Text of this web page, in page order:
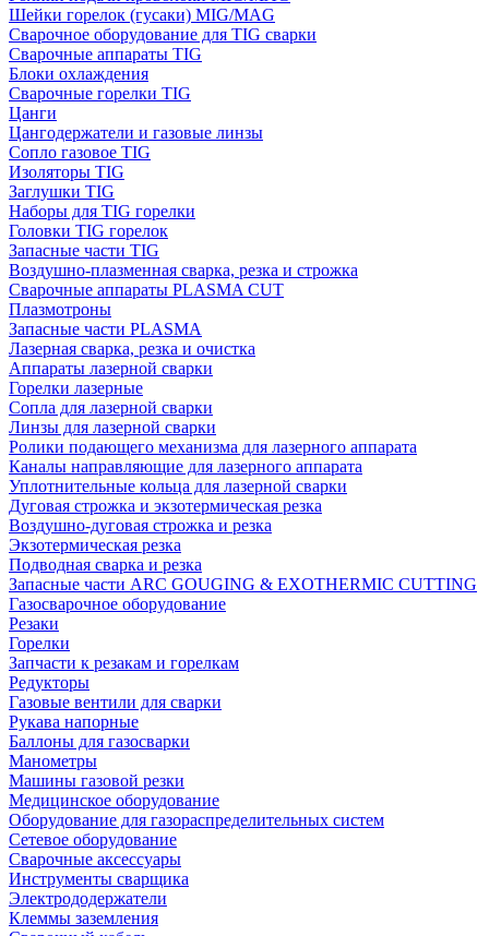
Шейки горелок (гусаки) MIG/MAG
Сварочное оборудование для TIG сварки
Сварочные аппараты TIG
Блоки охлаждения
Сварочные горелки TIG
Цанги
Цангодержатели и газовые линзы
Сопло газовое TIG
Изоляторы TIG
Заглушки TIG
Наборы для TIG горелки
Головки TIG горелок
Запасные части TIG
Воздушно-плазменная сварка, резка и строжка
Сварочные аппараты PLASMA CUT
Плазмотроны
Запасные части PLASMA
Лазерная сварка, резка и очистка
Аппараты лазерной сварки
Горелки лазерные
Сопла для лазерной сварки
Линзы для лазерной сварки
Ролики подающего механизма для лазерного аппарата
Каналы направляющие для лазерного аппарата
Уплотнительные кольца для лазерной сварки
Дуговая строжка и экзотермическая резка
Воздушно-дуговая строжка и резка
Экзотермическая резка
Подводная сварка и резка
Запасные части ARC GOUGING & EXOTHERMIC CUTTING
Газосварочное оборудование
Резаки
Горелки
Запчасти к резакам и горелкам
Редукторы
Газовые вентили для сварки
Рукава напорные
Баллоны для газосварки
Манометры
Машины газовой резки
Медицинское оборудование
Оборудование для газораспределительных систем
Сетевое оборудование
Сварочные аксессуары
Инструменты сварщика
Электрододержатели
Клеммы заземления